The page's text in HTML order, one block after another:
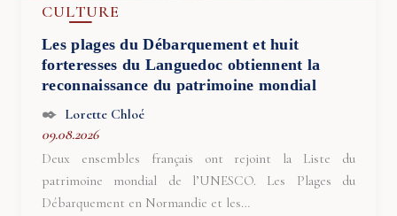
CULTURE
Les plages du Débarquement et huit
forteresses du Languedoc obtiennent la
reconnaissance du patrimoine mondial
Lorette Chloé
09.08.2026
Deux ensembles français ont rejoint la Liste du
patrimoine mondial de l’UNESCO. Les Plages du
Débarquement en Normandie et les…